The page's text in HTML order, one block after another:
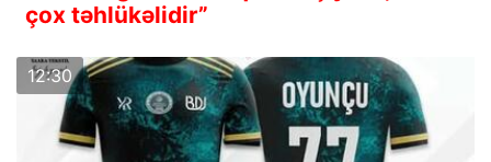
çox təhlükəlidir”
12:30